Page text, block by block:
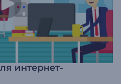
интернет-